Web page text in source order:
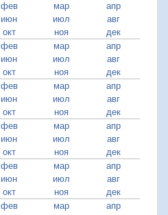
фев мар
апр
июн июл
авг
окт ноя
дек
фев мар
апр
июн июл
авг
окт ноя
дек
фев мар
апр
июн июл
авг
окт ноя
дек
фев мар
апр
июн июл
авг
окт ноя
дек
фев мар
апр
июн июл
авг
окт ноя
дек
фев мар
апр